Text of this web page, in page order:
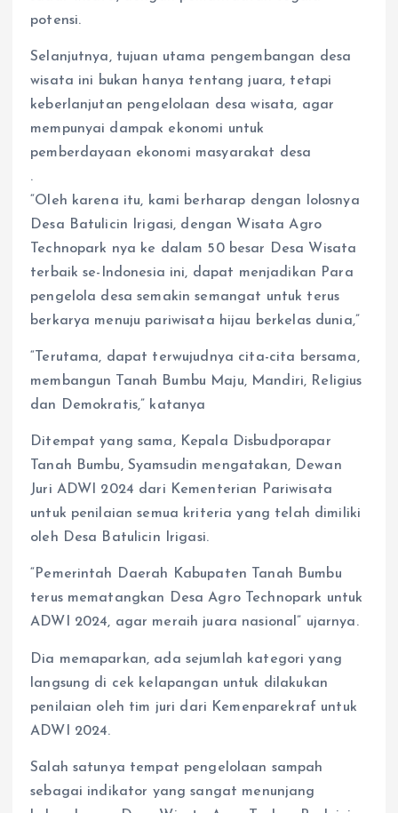
potensi.
Selanjutnya, tujuan utama pengembangan desa
wisata ini bukan hanya tentang juara, tetapi
keberlanjutan pengelolaan desa wisata, agar
mempunyai dampak ekonomi untuk
pemberdayaan ekonomi masyarakat desa
.
“Oleh karena itu, kami berharap dengan lolosnya
Desa Batulicin Irigasi, dengan Wisata Agro
Technopark nya ke dalam 50 besar Desa Wisata
terbaik se-Indonesia ini, dapat menjadikan Para
pengelola desa semakin semangat untuk terus
berkarya menuju pariwisata hijau berkelas dunia,”
“Terutama, dapat terwujudnya cita-cita bersama,
membangun Tanah Bumbu Maju, Mandiri, Religius
dan Demokratis,” katanya
Ditempat yang sama, Kepala Disbudporapar
Tanah Bumbu, Syamsudin mengatakan, Dewan
Juri ADWI 2024 dari Kementerian Pariwisata
untuk penilaian semua kriteria yang telah dimiliki
oleh Desa Batulicin Irigasi.
“Pemerintah Daerah Kabupaten Tanah Bumbu
terus mematangkan Desa Agro Technopark untuk
ADWI 2024, agar meraih juara nasional” ujarnya.
Dia memaparkan, ada sejumlah kategori yang
langsung di cek kelapangan untuk dilakukan
penilaian oleh tim juri dari Kemenparekraf untuk
ADWI 2024.
Salah satunya tempat pengelolaan sampah
sebagai indikator yang sangat menunjang